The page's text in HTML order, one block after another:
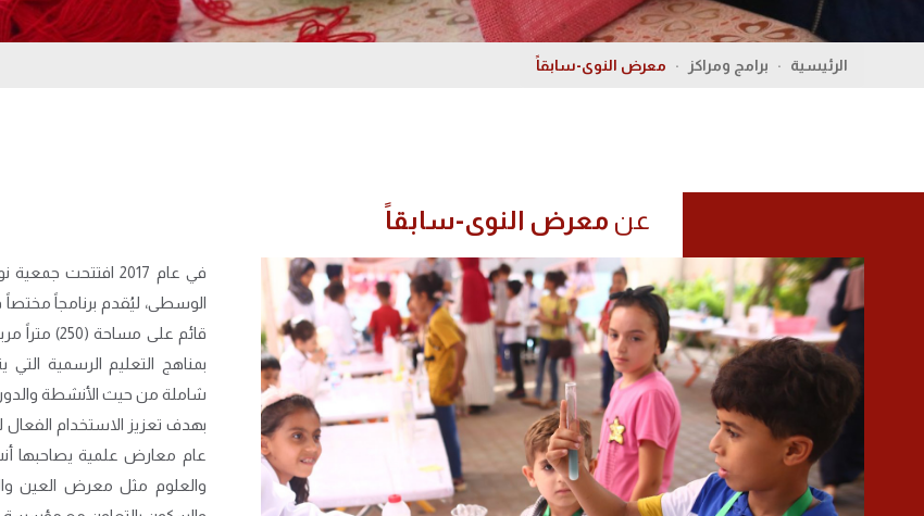
الرئيسية برامج ومراكز معرض النوى-سابقاً
عن معرض النوى-سابقاً
في عام 2017
الوسطى، ليُقدم برنامجاً
قائم على
بمناهج التعليم الرسمية
شاملة من حيث الأنشطة
بهدف تعزيز الاستخدام
عام معارض علمية يصاحبها
والعلوم مثل معرض العين